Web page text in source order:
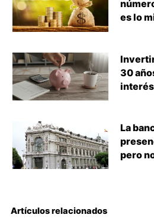
es lo
30
La
pero
Artículos relacionados